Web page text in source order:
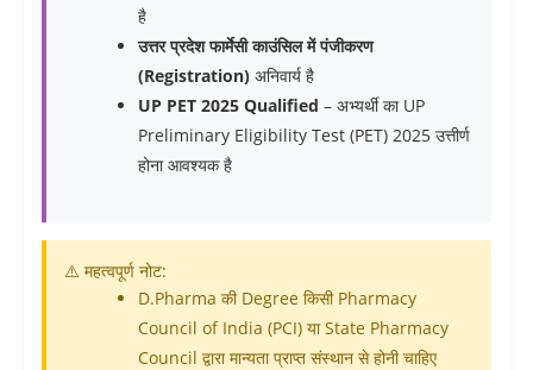
है
उत्तर प्रदेश फार्मेसी काउंसिल में पंजीकरण
(Registration) अनिवार्य है
UP PET 2025 Qualified – अभ्यर्थी का UP
Preliminary Eligibility Test (PET) 2025 उत्तीर्ण
होना आवश्यक है
⚠️ महत्वपूर्ण नोट:
D.Pharma की Degree किसी Pharmacy
Council of India (PCI) या State Pharmacy
Council द्वारा मान्यता प्राप्त संस्थान से होनी चाहिए